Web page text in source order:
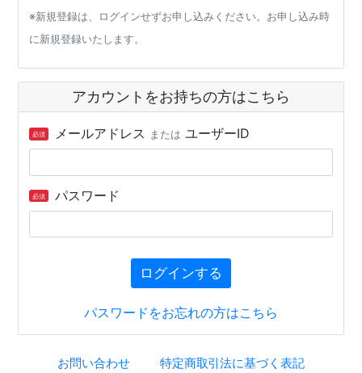
※新規登録は、ログインせずお申し込みください。お申し込み時
に新規登録いたします。
アカウントをお持ちの方はこちら
必須 メールアドレス または ユーザーID
必須 パスワード
ログインする
パスワードをお忘れの方はこちら
お問い合わせ 特定商取引法に基づく表記